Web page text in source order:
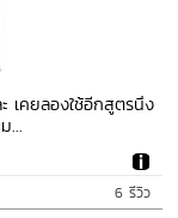
เคยลองใช้อีกสูตรนึง
...
6 รีวิว